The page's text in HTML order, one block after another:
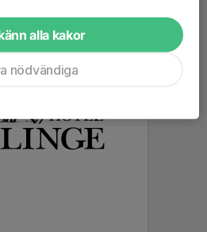
alla kakor
nödvändiga